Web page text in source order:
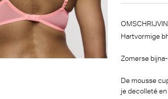
Marie Jo Avero Voorgevormde BH - BH
Marie Jo
30% korting
99,90 69,93
Hartvormige
Zomerse
De mousse
je decolleté